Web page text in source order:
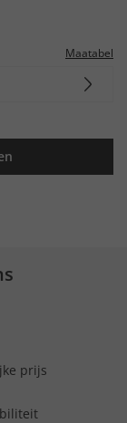
Maatabel
prijs